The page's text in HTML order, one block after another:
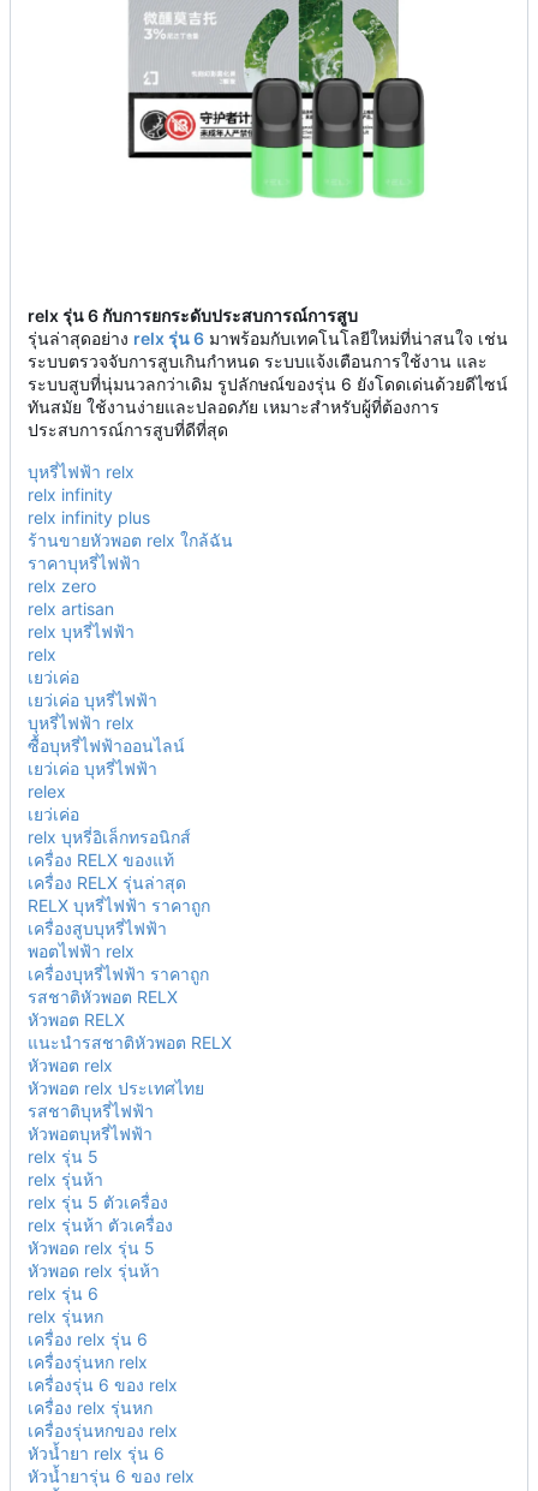
relx รุ่น 6 กับการยกระดับประสบการณ์การสูบ
รุ่นล่าสุดอย่าง relx รุ่น 6 มาพร้อมกับเทคโนโลยีใหม่ที่น่าสนใจ เช่น
ระบบตรวจจับการสูบเกินกำหนด ระบบแจ้งเตือนการใช้งาน และ
ระบบสูบที่นุ่มนวลกว่าเดิม รูปลักษณ์ของรุ่น 6 ยังโดดเด่นด้วยดีไซน์
ทันสมัย ใช้งานง่ายและปลอดภัย เหมาะสำหรับผู้ที่ต้องการ
ประสบการณ์การสูบที่ดีที่สุด
บุหรี่ไฟฟ้า relx
relx infinity
relx infinity plus
ร้านขายหัวพอต relx ใกล้ฉัน
ราคาบุหรี่ไฟฟ้า
relx zero
relx artisan
relx บุหรี่ไฟฟ้า
relx
เยว่เค่อ
เยว่เค่อ บุหรี่ไฟฟ้า
บุหรี่ไฟฟ้า relx
ซื้อบุหรี่ไฟฟ้าออนไลน์
เยว่เค่อ บุหรี่ไฟฟ้า
relex
เยว่เค่อ
relx บุหรี่อิเล็กทรอนิกส์
เครื่อง RELX ของแท้
เครื่อง RELX รุ่นล่าสุด
RELX บุหรี่ไฟฟ้า ราคาถูก
เครื่องสูบบุหรี่ไฟฟ้า
พอตไฟฟ้า relx
เครื่องบุหรี่ไฟฟ้า ราคาถูก
รสชาติหัวพอต RELX
หัวพอต RELX
แนะนำรสชาติหัวพอต RELX
หัวพอต relx
หัวพอต relx ประเทศไทย
รสชาติบุหรี่ไฟฟ้า
หัวพอตบุหรี่ไฟฟ้า
relx รุ่น 5
relx รุ่นห้า
relx รุ่น 5 ตัวเครื่อง
relx รุ่นห้า ตัวเครื่อง
หัวพอด relx รุ่น 5
หัวพอด relx รุ่นห้า
relx รุ่น 6
relx รุ่นหก
เครื่อง relx รุ่น 6
เครื่องรุ่นหก relx
เครื่องรุ่น 6 ของ relx
เครื่อง relx รุ่นหก
เครื่องรุ่นหกของ relx
หัวน้ำยา relx รุ่น 6
หัวน้ำยารุ่น 6 ของ relx